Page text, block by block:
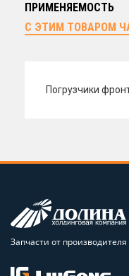
ПРИМЕНЯЕМОСТЬ
С ЭТИМ ТОВАРОМ
Погрузчики
Запчасти от производителя